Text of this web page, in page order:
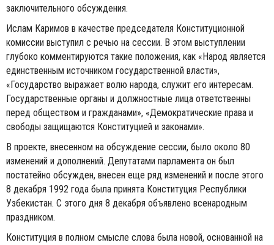
заключительного обсуждения.
Ислам Каримов в качестве председателя Конституционной
комиссии выступил с речью на сессии. В этом выступлении
глубоко комментируются такие положения, как «Народ является
единственным источником государственной власти»,
«Государство выражает волю народа, служит его интересам.
Государственные органы и должностные лица ответственны
перед обществом и гражданами», «Демократические права и
свободы защищаются Конституцией и законами».
В проекте, внесенном на обсуждение сессии, было около 80
изменений и дополнений. Депутатами парламента он был
постатейно обсужден, внесен еще ряд изменений и после этого
8 декабря 1992 года была принята Конституция Республики
Узбекистан. С этого дня 8 декабря объявлено всенародным
праздником.
Конституция в полном смысле слова была новой, основанной на